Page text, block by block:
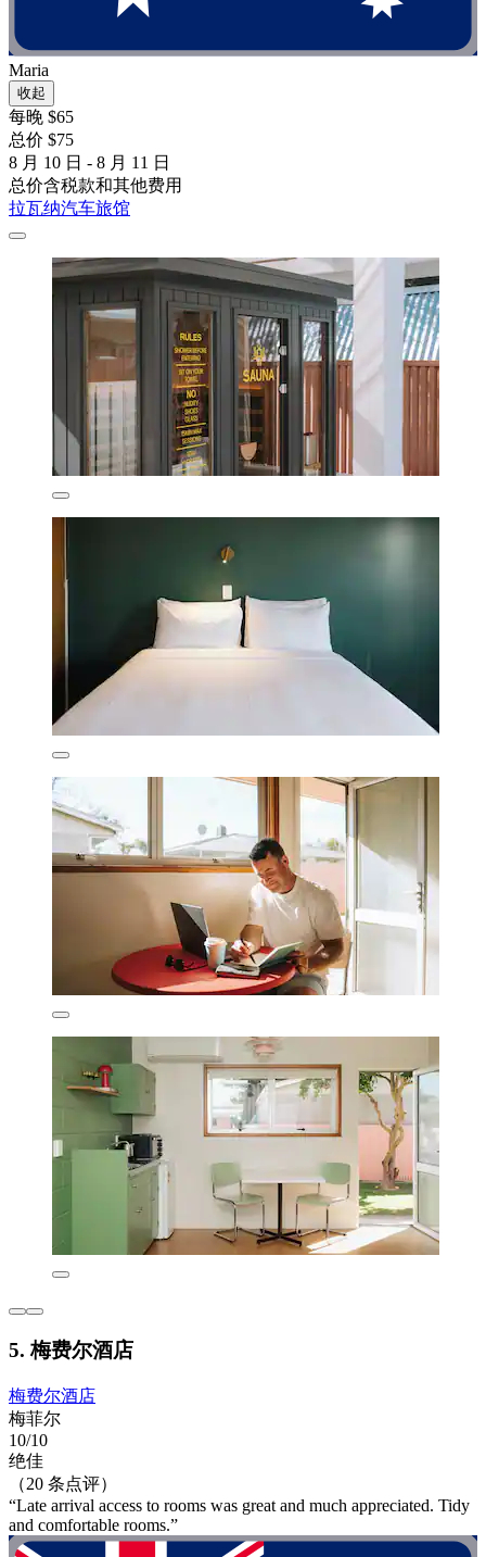
Maria
收起
每晚 $65
总价 $75
8 月 10 日 - 8 月 11 日
总价含税款和其他费用
拉瓦纳汽车旅馆
5. 梅费尔酒店
梅费尔酒店
梅菲尔
10/10
绝佳
（20 条点评）
“Late arrival access to rooms was great and much appreciated. Tidy
and comfortable rooms.”